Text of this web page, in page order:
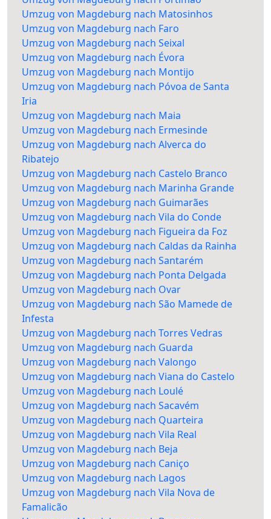
Umzug von Magdeburg nach Matosinhos
Umzug von Magdeburg nach Faro
Umzug von Magdeburg nach Seixal
Umzug von Magdeburg nach Évora
Umzug von Magdeburg nach Montijo
Umzug von Magdeburg nach Póvoa de Santa
Iria
Umzug von Magdeburg nach Maia
Umzug von Magdeburg nach Ermesinde
Umzug von Magdeburg nach Alverca do
Ribatejo
Umzug von Magdeburg nach Castelo Branco
Umzug von Magdeburg nach Marinha Grande
Umzug von Magdeburg nach Guimarães
Umzug von Magdeburg nach Vila do Conde
Umzug von Magdeburg nach Figueira da Foz
Umzug von Magdeburg nach Caldas da Rainha
Umzug von Magdeburg nach Santarém
Umzug von Magdeburg nach Ponta Delgada
Umzug von Magdeburg nach Ovar
Umzug von Magdeburg nach São Mamede de
Infesta
Umzug von Magdeburg nach Torres Vedras
Umzug von Magdeburg nach Guarda
Umzug von Magdeburg nach Valongo
Umzug von Magdeburg nach Viana do Castelo
Umzug von Magdeburg nach Loulé
Umzug von Magdeburg nach Sacavém
Umzug von Magdeburg nach Quarteira
Umzug von Magdeburg nach Vila Real
Umzug von Magdeburg nach Beja
Umzug von Magdeburg nach Caniço
Umzug von Magdeburg nach Lagos
Umzug von Magdeburg nach Vila Nova de
Famalicão